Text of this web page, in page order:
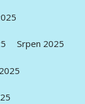
Srpen 2025